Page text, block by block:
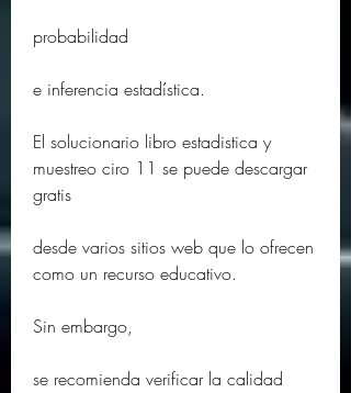
probabilidad
e inferencia estadística.
El solucionario libro estadistica y
muestreo ciro 11 se puede descargar
gratis
desde varios sitios web que lo ofrecen
como un recurso educativo.
Sin embargo,
se recomienda verificar la calidad